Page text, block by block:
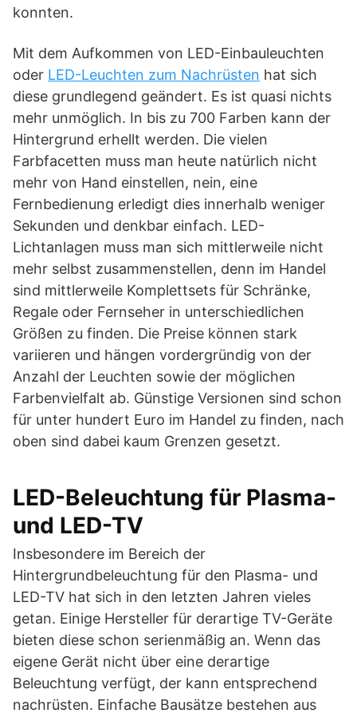
konnten.
Mit dem Aufkommen von LED-Einbauleuchten
oder LED-Leuchten zum Nachrüsten hat sich
diese grundlegend geändert. Es ist quasi nichts
mehr unmöglich. In bis zu 700 Farben kann der
Hintergrund erhellt werden. Die vielen
Farbfacetten muss man heute natürlich nicht
mehr von Hand einstellen, nein, eine
Fernbedienung erledigt dies innerhalb weniger
Sekunden und denkbar einfach. LED-
Lichtanlagen muss man sich mittlerweile nicht
mehr selbst zusammenstellen, denn im Handel
sind mittlerweile Komplettsets für Schränke,
Regale oder Fernseher in unterschiedlichen
Größen zu finden. Die Preise können stark
variieren und hängen vordergründig von der
Anzahl der Leuchten sowie der möglichen
Farbenvielfalt ab. Günstige Versionen sind schon
für unter hundert Euro im Handel zu finden, nach
oben sind dabei kaum Grenzen gesetzt.
LED-Beleuchtung für Plasma-
und LED-TV
Insbesondere im Bereich der
Hintergrundbeleuchtung für den Plasma- und
LED-TV hat sich in den letzten Jahren vieles
getan. Einige Hersteller für derartige TV-Geräte
bieten diese schon serienmäßig an. Wenn das
eigene Gerät nicht über eine derartige
Beleuchtung verfügt, der kann entsprechend
nachrüsten. Einfache Bausätze bestehen aus